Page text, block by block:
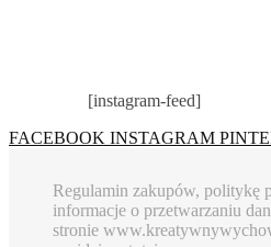
[instagram-feed]
FACEBOOK INSTAGRAM
Regulamin zakupów, politykę
informacje o przetwarzaniu
stronie